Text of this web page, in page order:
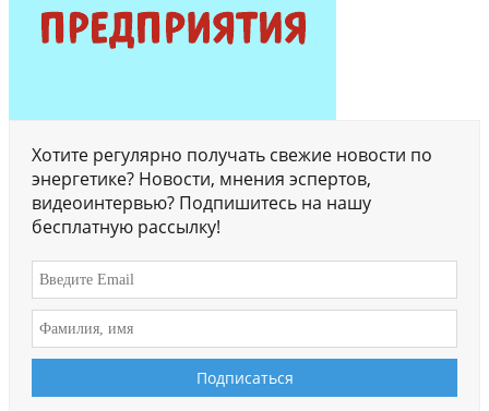
Хотите регулярно получать свежие новости по
энергетике? Новости, мнения эспертов,
видеоинтервью? Подпишитесь на нашу
бесплатную рассылку!